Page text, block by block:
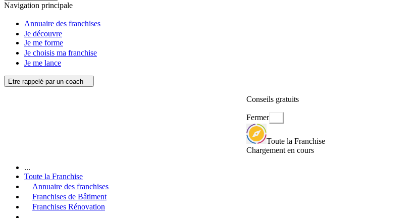
Navigation principale
Annuaire des franchises
Je découvre
Je me forme
Je choisis ma franchise
Je me lance
Etre rappelé par un coach
Conseils gratuits
Fermer
Toute la Franchise
Chargement en cours
...
Toute la Franchise
Annuaire des franchises
Franchises de Bâtiment
Franchises Rénovation